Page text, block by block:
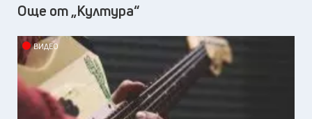
Още от „Култура“
ВИДЕО